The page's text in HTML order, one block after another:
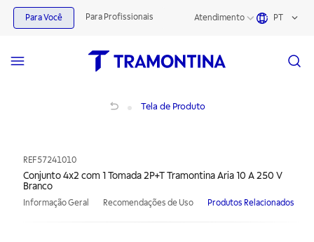
Para Você Para Profissionais Atendimento PT
Tela de Produto
REF57241010
Conjunto 4x2 com 1 Tomada 2P+T Tramontina Aria 10 A 250 V
Branco
Informação Geral Recomendações de Uso Produtos Relacionados